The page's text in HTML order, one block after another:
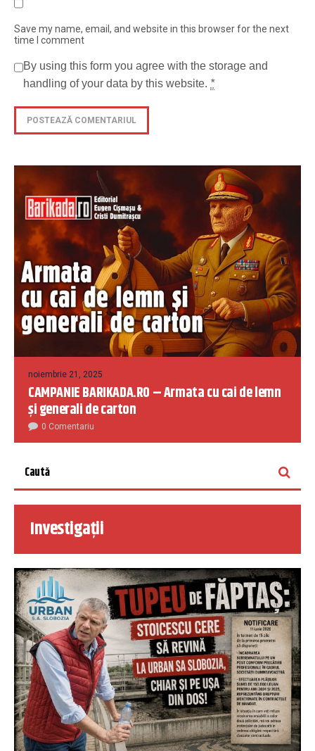
Save my name, email, and website in this browser for the next
time I comment
By using this form you agree with the storage and
handling of your data by this website. *
noiembrie 21, 2025
CAMPANIE BARIKADA.RO – Armata cu cai de lemn
și generali de carton
0 Comentariu
Investigații